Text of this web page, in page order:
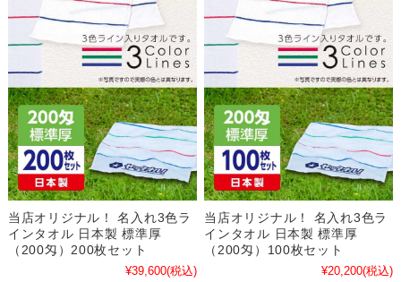
当店オリジナル！ 名入れ3色ラ
インタオル 日本製 標準厚
（200匁）200枚セット
¥39,600(税込)
当店オリジナル！ 名入れ3色ラ
インタオル 日本製 標準厚
（200匁）100枚セット
¥20,200(税込)